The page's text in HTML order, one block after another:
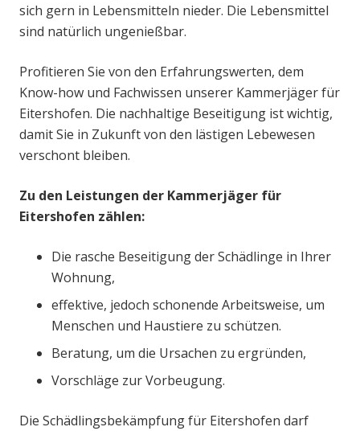
sich gern in Lebensmitteln nieder. Die Lebensmittel
sind natürlich ungenießbar.
Profitieren Sie von den Erfahrungswerten, dem
Know-how und Fachwissen unserer Kammerjäger für
Eitershofen. Die nachhaltige Beseitigung ist wichtig,
damit Sie in Zukunft von den lästigen Lebewesen
verschont bleiben.
Zu den Leistungen der Kammerjäger für
Eitershofen zählen:
Die rasche Beseitigung der Schädlinge in Ihrer
Wohnung,
effektive, jedoch schonende Arbeitsweise, um
Menschen und Haustiere zu schützen.
Beratung, um die Ursachen zu ergründen,
Vorschläge zur Vorbeugung.
Die Schädlingsbekämpfung für Eitershofen darf